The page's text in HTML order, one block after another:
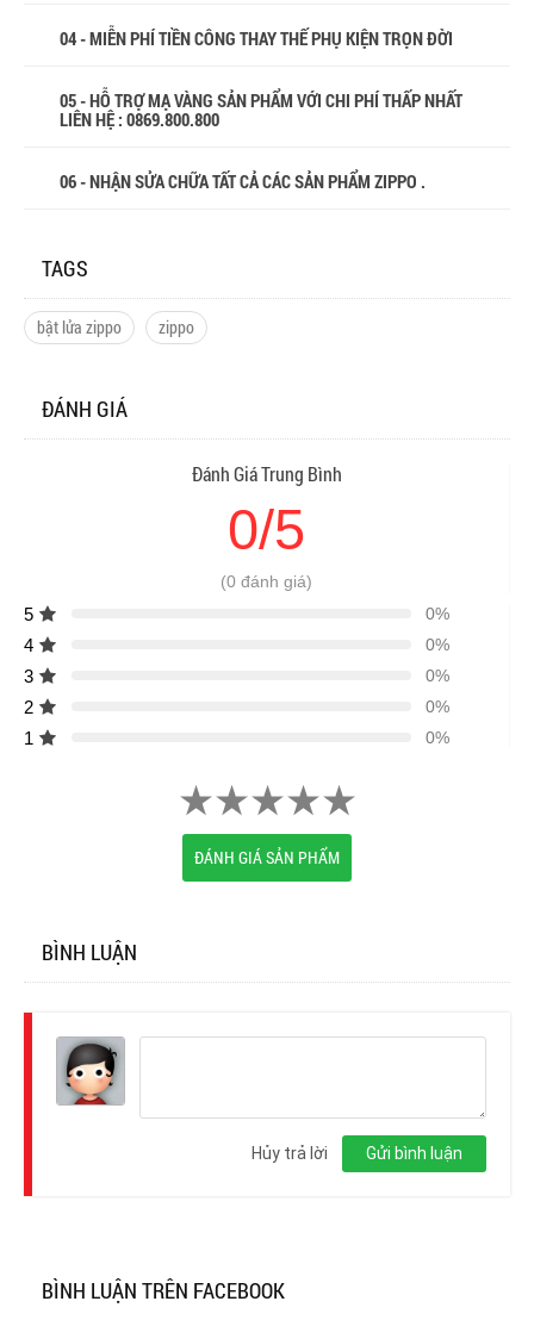
04 - MIỄN PHÍ TIỀN CÔNG THAY THẾ PHỤ KIỆN TRỌN ĐỜI
05 - HỖ TRỢ MẠ VÀNG SẢN PHẨM VỚI CHI PHÍ THẤP NHẤT
LIÊN HỆ : 0869.800.800
06 - NHẬN SỬA CHỮA TẤT CẢ CÁC SẢN PHẨM ZIPPO .
TAGS
bật lửa zippo zippo
ĐÁNH GIÁ
Đánh Giá Trung Bình
0/5
(0 đánh giá)
5 0%
4 0%
3 0%
2 0%
1 0%
ĐÁNH GIÁ SẢN PHẨM
BÌNH LUẬN
Gửi bình luận
Hủy trả lời
BÌNH LUẬN TRÊN FACEBOOK